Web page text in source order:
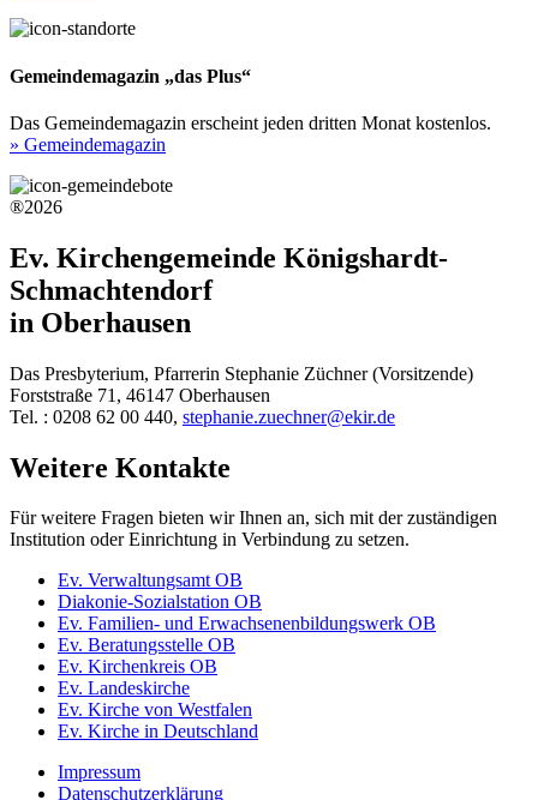
Gemeindemagazin „das Plus“
Das Gemeindemagazin erscheint jeden dritten Monat kostenlos.
» Gemeindemagazin
®2026
Ev. Kirchengemeinde Königshardt-
Schmachtendorf
in Oberhausen
Das Presbyterium, Pfarrerin Stephanie Züchner (Vorsitzende)
Forststraße 71, 46147 Oberhausen
Tel. : 0208 62 00 440, stephanie.zuechner@ekir.de
Weitere Kontakte
Für weitere Fragen bieten wir Ihnen an, sich mit der zuständigen
Institution oder Einrichtung in Verbindung zu setzen.
Ev. Verwaltungsamt OB
Diakonie-Sozialstation OB
Ev. Familien- und Erwachsenenbildungswerk OB
Ev. Beratungsstelle OB
Ev. Kirchenkreis OB
Ev. Landeskirche
Ev. Kirche von Westfalen
Ev. Kirche in Deutschland
Impressum
Datenschutzerklärung